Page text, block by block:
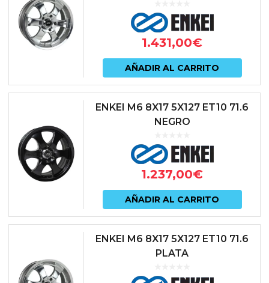
1.431,00€
AÑADIR AL CARRITO
ENKEI M6 8X17 5X127 ET10 71.6
NEGRO
1.237,00€
AÑADIR AL CARRITO
ENKEI M6 8X17 5X127 ET10 71.6
PLATA